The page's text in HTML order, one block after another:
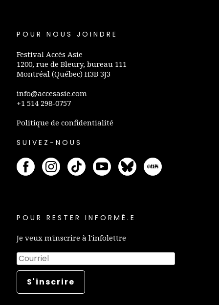
POUR NOUS JOINDRE
Festival Accès Asie
1200, rue de Bleury, bureau 111
Montréal (Québec) H3B 3J3
info@accesasie.com
+1 514 298-0757
Politique de confidentialité
SUIVEZ-NOUS
POUR RESTER INFORMÉ.E
Je veux m'inscrire à l'infolettre